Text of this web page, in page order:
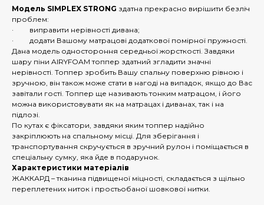
Модель SIMPLEX STRONG здатна прекрасно вирішити безліч
проблем:
· виправити нерівності дивана;
· додати Вашому матрацові додаткової помірної пружності.
Дана модель одностороння середньої жорсткості. Завдяки
шару піни AIRYFOAM топпер здатний згладити значні
нерівності. Топпер зробить Вашу спальну поверхню рівною і
зручною, він також може стати в нагоді на випадок, якщо до Вас
завітали гості. Топпер ще називають тонким матрацом, і його
можна використовувати як на матрацах і диванах, так і на
підлозі.
По кутах є фіксатори, завдяки яким топпер надійно
закріплюють на спальному місці. Для зберігання і
транспортування скручується в зручний рулон і поміщається в
спеціальну сумку, яка йде в подарунок.
Характеристики матеріалів
ЖАККАРД – тканина підвищеної міцності, складається з щільно
переплетених ниток і простьобаної шовкової нитки.